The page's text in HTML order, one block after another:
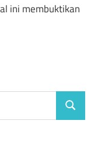
ini membuktikan